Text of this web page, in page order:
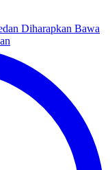
Diharapkan Bawa